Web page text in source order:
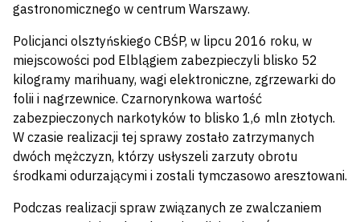
gastronomicznego w centrum Warszawy.
Policjanci olsztyńskiego CBŚP, w lipcu 2016 roku, w
miejscowości pod Elblągiem zabezpieczyli blisko 52
kilogramy marihuany, wagi elektroniczne, zgrzewarki do
folii i nagrzewnice. Czarnorynkowa wartość
zabezpieczonych narkotyków to blisko 1,6 mln złotych.
W czasie realizacji tej sprawy zostało zatrzymanych
dwóch mężczyzn, którzy usłyszeli zarzuty obrotu
środkami odurzającymi i zostali tymczasowo aresztowani.
Podczas realizacji spraw związanych ze zwalczaniem